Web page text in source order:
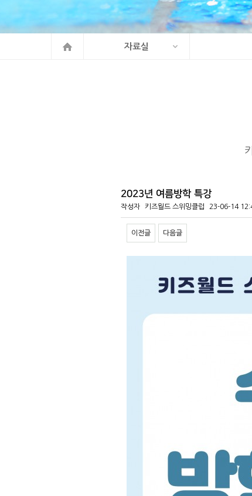
자료실
2023년 여름방학 특강
작성자 키즈월드 스위밍클럽 23-06-14
이전글 다음글